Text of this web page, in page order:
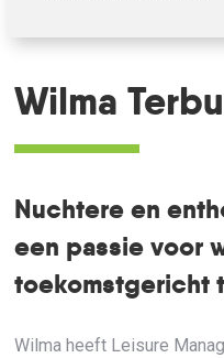
Wilma
Nuchtere en
een passie voor
toekomstgericht
Wilma heeft Leisure